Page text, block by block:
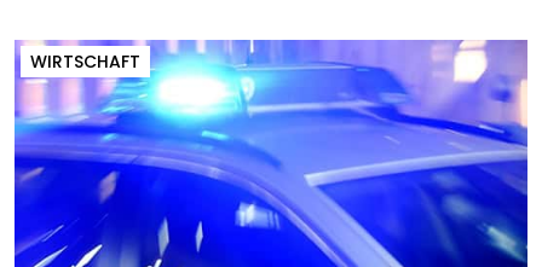
WIRTSCHAFT